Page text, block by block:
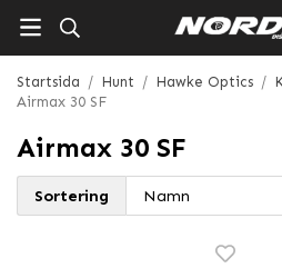
Startsida / Hunt / Hawke Optics /
Airmax 30 SF
Airmax 30 SF
Sortering